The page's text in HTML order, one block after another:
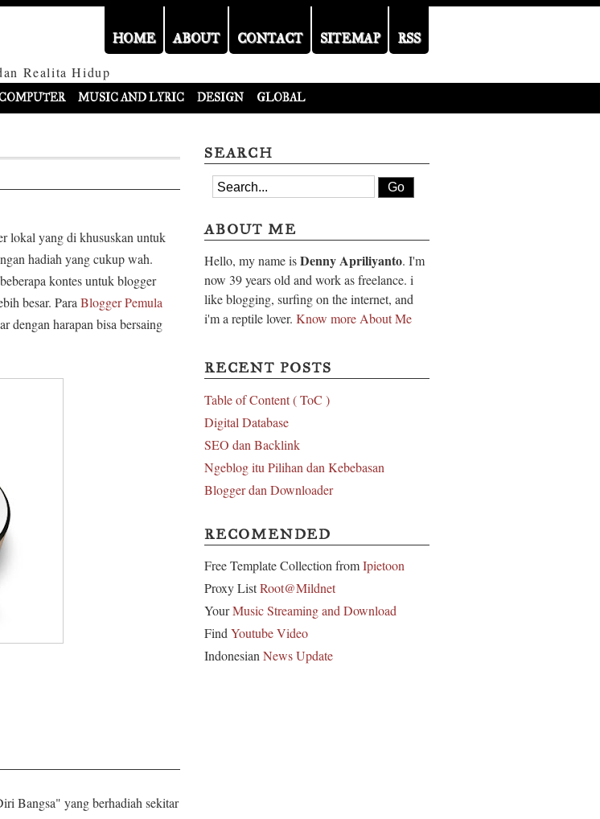
HOME ABOUT CONTACT SITEMAP RSS
Realita Hidup
MUSIC AND LYRIC DESIGN GLOBAL
lokal yang di khususkan untuk
hadiah yang cukup wah.
kontes untuk blogger
besar. Para Blogger Pemula
dengan harapan bisa bersaing
Bangsa" yang berhadiah sekitar
SEARCH
ABOUT ME
Hello, my name isDenny Apriliyanto. I'm
now 39 years old and work as freelance. i
like blogging, surfing on the internet, and
i'm a reptile lover. Know more About Me
RECENT POSTS
Table of Content ( ToC )
Digital Database
SEO dan Backlink
Ngeblog itu Pilihan dan Kebebasan
Blogger dan Downloader
RECOMENDED
Free Template Collection fromIpietoon
Proxy ListRoot@Mildnet
YourMusic Streaming and Download
Find Youtube Video
Indonesian News Update